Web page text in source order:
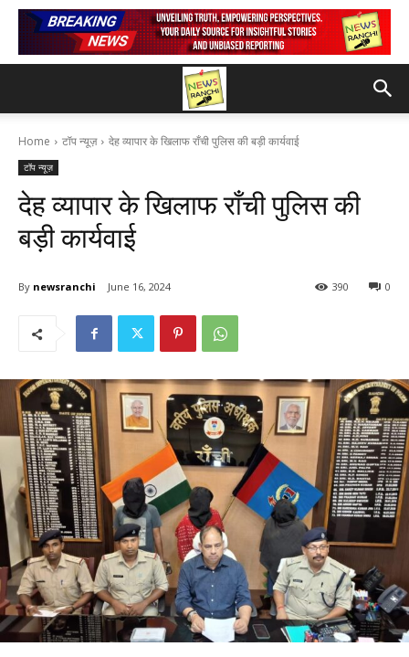
Home टॉप न्यूज़ देह व्यापार के खिलाफ राँची पुलिस की बड़ी कार्यवाई
टॉप न्यूज़
देह व्यापार के खिलाफ राँची पुलिस की
बड़ी कार्यवाई
By newsranchi June 16, 2024 0
390